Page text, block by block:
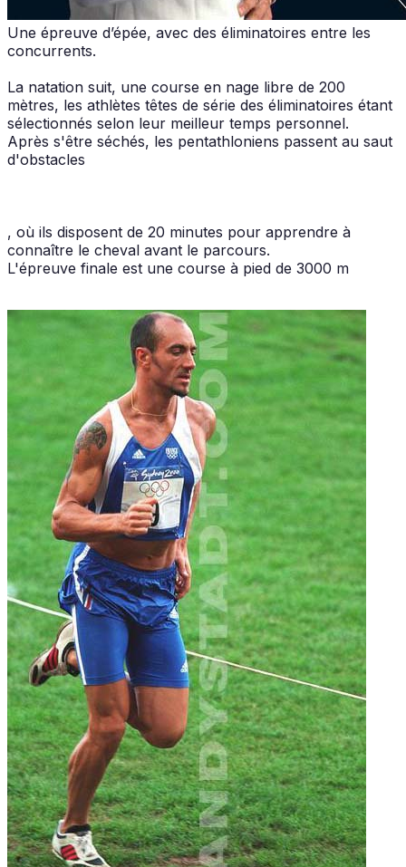
Une épreuve d’épée, avec des éliminatoires entre les
concurrents.
La natation suit, une course en nage libre de 200
mètres, les athlètes têtes de série des éliminatoires étant
sélectionnés selon leur meilleur temps personnel.
Après s'être séchés, les pentathloniens passent au saut
d'obstacles
, où ils disposent de 20 minutes pour apprendre à
connaître le cheval avant le parcours.
L'épreuve finale est une course à pied de 3000 m